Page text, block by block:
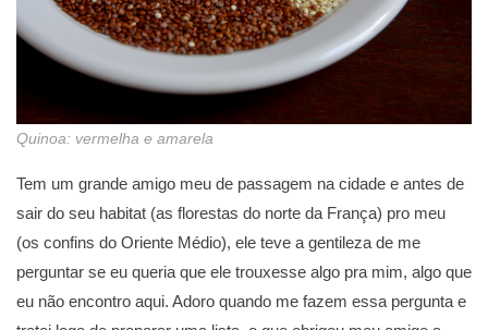
Quinoa: vermelha e amarela
Tem um grande amigo meu de passagem na cidade e antes de
sair do seu habitat (as florestas do norte da França) pro meu
(os confins do Oriente Médio), ele teve a gentileza de me
perguntar se eu queria que ele trouxesse algo pra mim, algo que
eu não encontro aqui. Adoro quando me fazem essa pergunta e